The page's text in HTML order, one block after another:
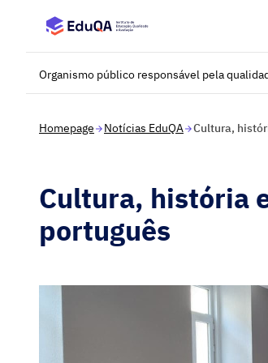
Organismo público responsável pela
Homepage Notícias EduQA Cultura,
Cultura, história
português